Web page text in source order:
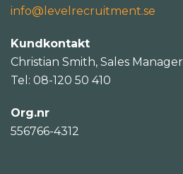
info@levelrecruitment.se
Kundkontakt
Christian Smith, Sales Manager
Tel: 08-120 50 410
Org.nr
556766-4312